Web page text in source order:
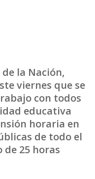
la Nación,
viernes que se
con todos
educativa
horaria en
de todo el
25 horas